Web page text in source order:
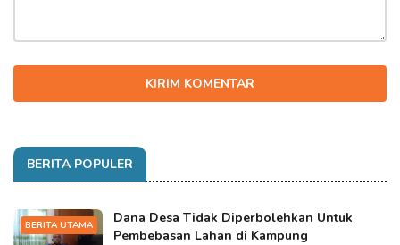
KIRIM KOMENTAR
BERITA POPULER
BERITA UTAMA
Dana Desa Tidak Diperbolehkan Untuk
Pembebasan Lahan di Kampung